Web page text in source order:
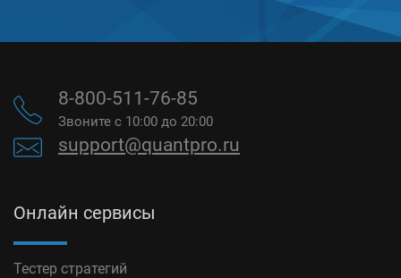
8-800-511-76-85
Звоните с 10:00 до 20:00
support@quantpro.ru
Онлайн сервисы
Тестер стратегий